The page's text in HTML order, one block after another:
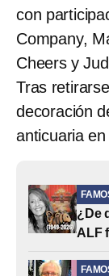
con
Company,
Cheers y
Tras
decoración
anticuaria
¿De
ALF